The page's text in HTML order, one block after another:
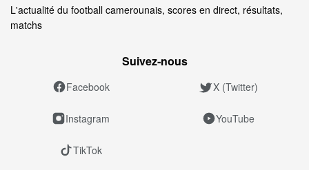
L'actualité du football camerounais, scores en direct, résultats,
matchs
Suivez‑nous
Facebook X (Twitter)
Instagram YouTube
TikTok